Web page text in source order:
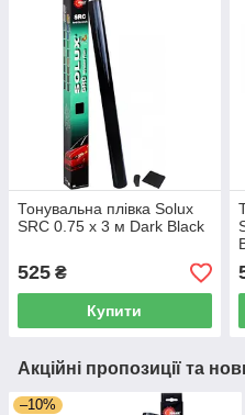
Тонувальна плівка Solux
SRC 0.75 х 3 м Dark Black
525 ₴
Купити
Акційні пропозиції та
–10%